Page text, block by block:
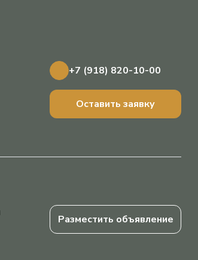
+7 (918) 820-10-00
Оставить заявку
Разместить объявление